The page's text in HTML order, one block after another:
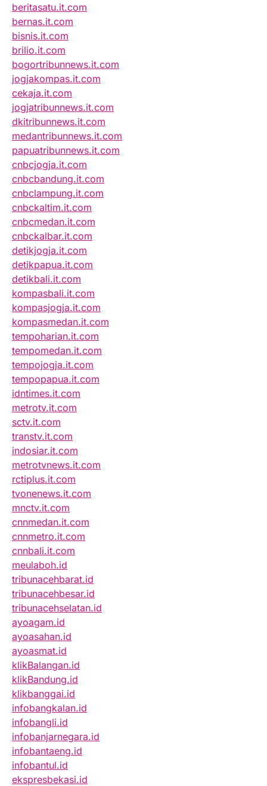
beritasatu.it.com
bernas.it.com
bisnis.it.com
brilio.it.com
bogortribunnews.it.com
jogjakompas.it.com
cekaja.it.com
jogjatribunnews.it.com
dkitribunnews.it.com
medantribunnews.it.com
papuatribunnews.it.com
cnbcjogja.it.com
cnbcbandung.it.com
cnbclampung.it.com
cnbckaltim.it.com
cnbcmedan.it.com
cnbckalbar.it.com
detikjogja.it.com
detikpapua.it.com
detikbali.it.com
kompasbali.it.com
kompasjogja.it.com
kompasmedan.it.com
tempoharian.it.com
tempomedan.it.com
tempojogja.it.com
tempopapua.it.com
idntimes.it.com
metrotv.it.com
sctv.it.com
transtv.it.com
indosiar.it.com
metrotvnews.it.com
rctiplus.it.com
tvonenews.it.com
mnctv.it.com
cnnmedan.it.com
cnnmetro.it.com
cnnbali.it.com
meulaboh.id
tribunacehbarat.id
tribunacehbesar.id
tribunacehselatan.id
ayoagam.id
ayoasahan.id
ayoasmat.id
klikBalangan.id
klikBandung.id
klikbanggai.id
infobangkalan.id
infobangli.id
infobanjarnegara.id
infobantaeng.id
infobantul.id
ekspresbekasi.id